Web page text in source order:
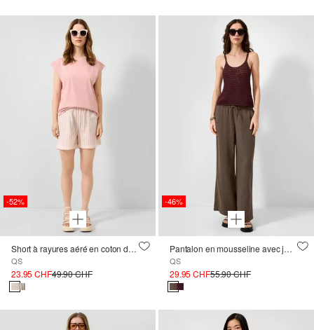
-52%
Short à rayures aéré en coton doublé
QS
23.95 CHF49.90 CHF
-46%
Pantalon en mousseline avec jambe large et taille élastique
QS
29.95 CHF55.90 CHF